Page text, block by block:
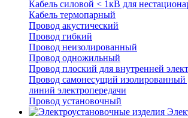
Кабель силовой < 1кВ для
Кабель термопарный
Провод акустический
Провод гибкий
Провод неизолированный
Провод одножильный
Провод плоский для внутренней
Провод самонесущий
линий электропередачи
Провод установочный